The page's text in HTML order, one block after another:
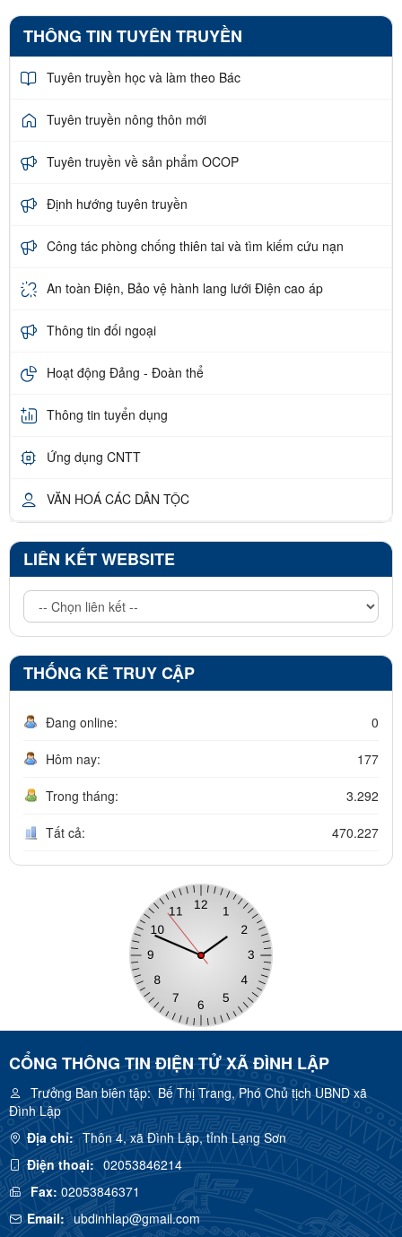
THÔNG TIN TUYÊN TRUYỀN
Tuyên truyền học và làm theo Bác
Tuyên truyền nông thôn mới
Tuyên truyền về sản phẩm OCOP
Định hướng tuyên truyền
Công tác phòng chống thiên tai và tìm kiếm cứu nạn
An toàn Điện, Bảo vệ hành lang lưới Điện cao áp
Thông tin đối ngoại
Hoạt động Đảng - Đoàn thể
Thông tin tuyển dụng
Ứng dụng CNTT
VĂN HOÁ CÁC DÂN TỘC
LIÊN KẾT WEBSITE
THỐNG KÊ TRUY CẬP
Đang online: 0
Hôm nay: 177
Trong tháng: 3.292
Tất cả: 470.227
CỔNG THÔNG TIN ĐIỆN TỬ XÃ ĐÌNH LẬP
Trưởng Ban biên tập:Bế Thị Trang, Phó Chủ tịch UBND xã
Đình Lập
Địa chỉ: Thôn 4, xã Đình Lập, tỉnh Lạng Sơn
Điện thoại: 02053846214
Fax:02053846371
Email: ubdinhlap@gmail.com